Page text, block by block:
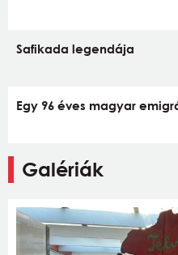
Safikada legendája
Egy 96 éves magyar
Galériák